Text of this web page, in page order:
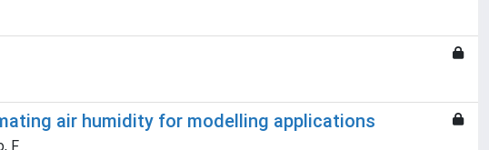
air humidity for modelling applications
F